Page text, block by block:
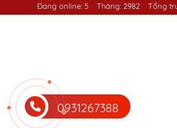
Đang online: 5 Tháng: 2982 Tổng
0931267388